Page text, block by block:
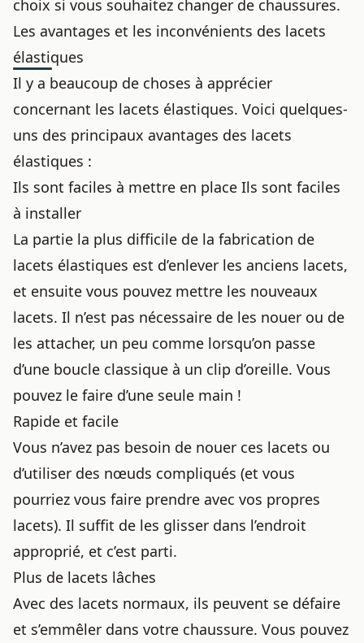
choix si vous souhaitez changer de chaussures.
Les avantages et les inconvénients des lacets
élastiques
Il y a beaucoup de choses à apprécier
concernant les lacets élastiques. Voici quelques-
uns des principaux avantages des lacets
élastiques :
Ils sont faciles à mettre en place Ils sont faciles
à installer
La partie la plus difficile de la fabrication de
lacets élastiques est d’enlever les anciens lacets,
et ensuite vous pouvez mettre les nouveaux
lacets. Il n’est pas nécessaire de les nouer ou de
les attacher, un peu comme lorsqu’on passe
d’une boucle classique à un clip d’oreille. Vous
pouvez le faire d’une seule main !
Rapide et facile
Vous n’avez pas besoin de nouer ces lacets ou
d’utiliser des nœuds compliqués (et vous
pourriez vous faire prendre avec vos propres
lacets). Il suffit de les glisser dans l’endroit
approprié, et c’est parti.
Plus de lacets lâches
Avec des lacets normaux, ils peuvent se défaire
et s’emmêler dans votre chaussure. Vous pouvez